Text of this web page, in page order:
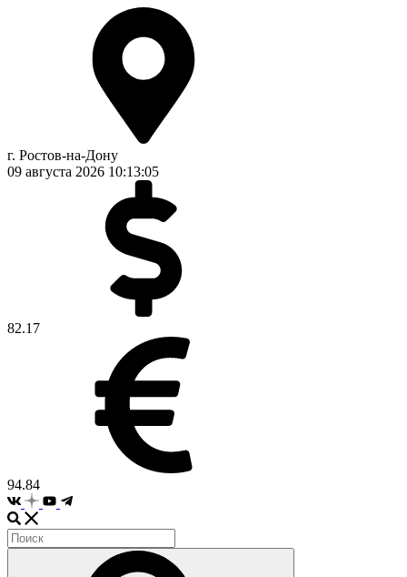
г. Ростов-на-Дону
09 августа 2026 10:13:05
82.17
94.84